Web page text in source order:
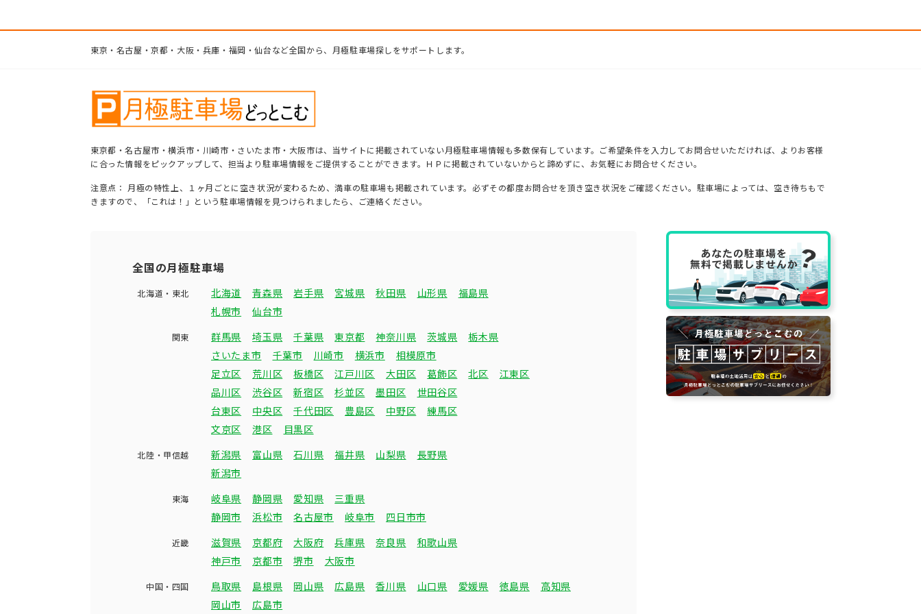
東京・名古屋・京都・大阪・兵庫・福岡・仙台など全国から、月極駐車場探しをサポートします。
東京都・名古屋市・横浜市・川崎市・さいたま市・大阪市は、当サイトに掲載されていない月極駐車場情報も多数保有しています。ご希望条件を入力してお問合せいただければ、よりお客様
に合った情報をピックアップして、担当より駐車場情報をご提供することができます。ＨＰに掲載されていないからと諦めずに、お気軽にお問合せください。
注意点： 月極の特性上、１ヶ月ごとに空き状況が変わるため、満車の駐車場も掲載されています。必ずその都度お問合せを頂き空き状況をご確認ください。駐車場によっては、空き待ちもで
きますので、「これは！」という駐車場情報を見つけられましたら、ご連絡ください。
全国の月極駐車場
北海道・東北 北海道 青森県 岩手県 宮城県 秋田県 山形県
福島県
札幌市
仙台市
関東 群馬県 埼玉県 千葉県 東京都 神奈川県 茨城県
栃木県
さいたま市
千葉市 川崎市 横浜市
相模原市
足立区
荒川区 板橋区 江戸川区 大田区 葛飾区 北区
江東区
品川区
渋谷区 新宿区 杉並区 墨田区
世田谷区
台東区
中央区 千代田区 豊島区 中野区
練馬区
文京区
港区 目黒区
北陸・甲信越 新潟県 富山県 石川県 福井県 山梨県
長野県
新潟市
東海 岐阜県 静岡県 愛知県
三重県
静岡市
浜松市 名古屋市 岐阜市 四日市市
近畿 滋賀県 京都府 大阪府 兵庫県 奈良県
和歌山県
神戸市
京都市 堺市 大阪市
中国・四国 鳥取県 島根県 岡山県 広島県 香川県 山口県 愛媛県 徳島県
高知県
岡山市
広島市